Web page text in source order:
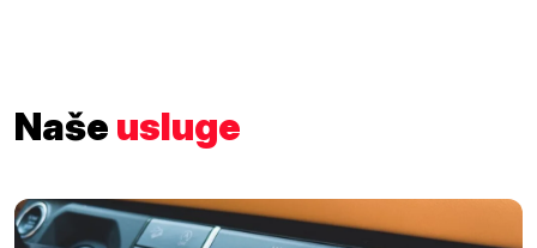
Naše usluge